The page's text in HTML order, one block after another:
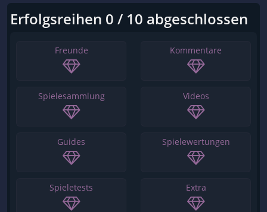
Erfolgsreihen 0 / 10 abgeschlossen
Freunde Kommentare
Spielesammlung Videos
Guides Spielewertungen
Spieletests Extra